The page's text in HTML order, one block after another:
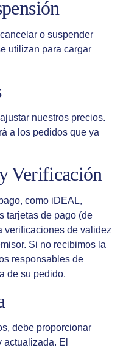
o suspender
utilizan para cargar
nuestros precios.
a los pedidos que ya
Verificación
como iDEAL,
tarjetas de pago (de
verificaciones de validez
Si no recibimos la
responsables de
de su pedido.
debe proporcionar
actualizada. El